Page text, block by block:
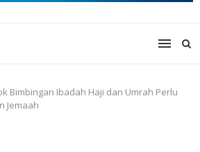
Bimbingan Ibadah Haji dan Umrah Perlu
Jemaah